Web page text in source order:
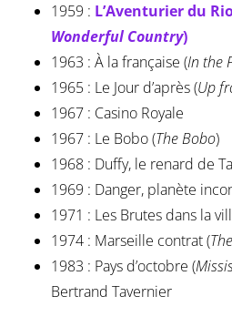
1959 : L’Aventurier du
Wonderful Country)
1963 : À la française (In the
1965 : Le Jour d’après (Up
1967 : Casino Royale
1967 : Le Bobo (The Bobo)
1968 : Duffy, le renard de
1969 : Danger, planète
1971 : Les Brutes dans la
1974 : Marseille contrat (
1983 : Pays d’octobre (
Bertrand Tavernier